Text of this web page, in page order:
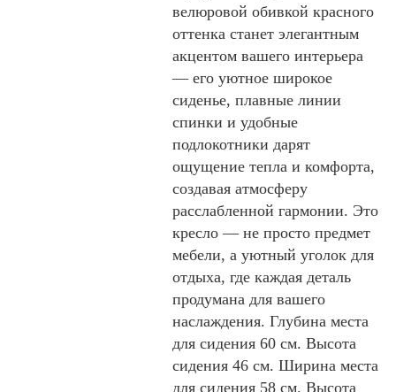
велюровой обивкой красного
оттенка станет элегантным
акцентом вашего интерьера
— его уютное широкое
сиденье, плавные линии
спинки и удобные
подлокотники дарят
ощущение тепла и комфорта,
создавая атмосферу
расслабленной гармонии. Это
кресло — не просто предмет
мебели, а уютный уголок для
отдыха, где каждая деталь
продумана для вашего
наслаждения. Глубина места
для сидения 60 см. Высота
сидения 46 см. Ширина места
для сидения 58 см. Высота